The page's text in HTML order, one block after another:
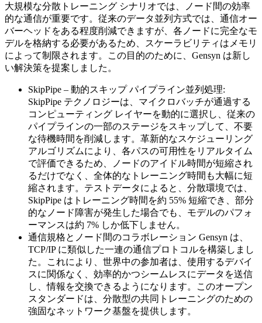
大規模な分散トレーニング シナリオでは、ノード間の効率
的な通信が重要です。従来のデータ並列方式では、通信オー
バーヘッドをある程度削減できますが、各ノードに完全なモ
デルを格納する必要があるため、スケーラビリティはメモリ
によって制限されます。この目的のために、Gensyn は新し
い解決策を提案しました。
SkipPipe – 動的スキップ パイプライン並列処理:
SkipPipe テクノロジーは、マイクロバッチが通過する
コンピューティング レイヤーを動的に選択し、従来の
パイプラインの一部のステージをスキップして、不要
な待機時間を削減します。革新的なスケジューリング
アルゴリズムにより、各パスの可用性をリアルタイム
で評価できるため、ノードのアイドル時間が短縮され
るだけでなく、全体的なトレーニング時間も大幅に短
縮されます。テストデータによると、分散環境では、
SkipPipe はトレーニング時間を約 55% 短縮でき、部分
的なノード障害が発生した場合でも、モデルのパフォ
ーマンスは約 7% しか低下しません。
通信規格とノード間のコラボレーション Gensyn は、
TCP/IP に類似した一連の通信プロトコルを構築しまし
た。これにより、世界中の参加者は、使用するデバイ
スに関係なく、効率的かつシームレスにデータを送信
し、情報を交換できるようになります。このオープン
スタンダードは、分散型の共同トレーニングのための
強固なネットワーク基盤を提供します。